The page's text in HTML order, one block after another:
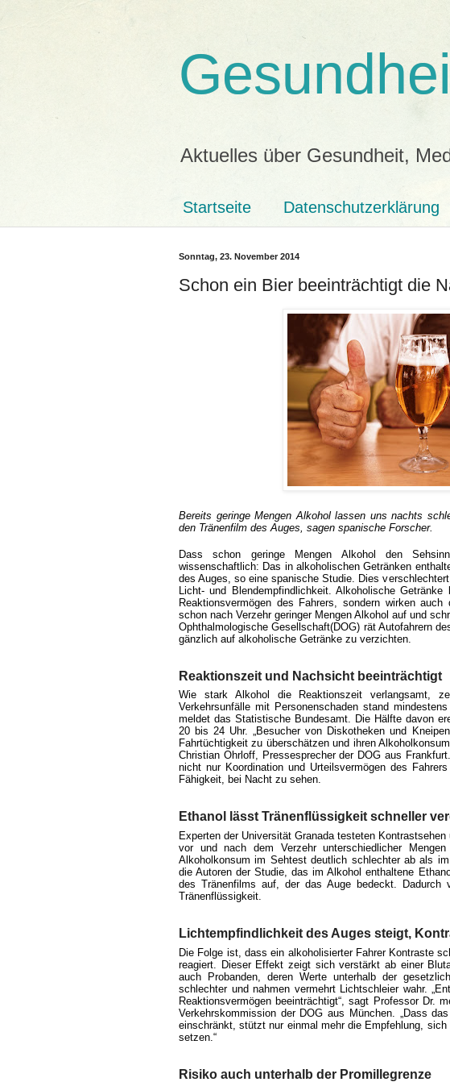
Aktuelles über Gesundheit,
Startseite Datenschutzerklärung
Sonntag, 23. November 2014
Schon ein Bier beeinträchtigt die
Bereits geringe Mengen Alkohol lassen uns nachts
den Tränenfilm des Auges, sagen spanische Forscher.
Dass schon geringe Mengen Alkohol den
wissenschaftlich: Das in alkoholischen Getränken
des Auges, so eine spanische Studie. Dies
Licht- und Blendempfindlichkeit. Alkoholische
Reaktionsvermögen des Fahrers, sondern wirken
schon nach Verzehr geringer Mengen Alkohol auf und
Ophthalmologische Gesellschaft(DOG) rät Autofahrern
gänzlich auf alkoholische Getränke zu verzichten.
Reaktionszeit und Nachsicht beeinträchtigt
Wie stark Alkohol die Reaktionszeit verlangsamt,
Verkehrsunfälle mit Personenschaden stand
meldet das Statistische Bundesamt. Die Hälfte davon
20 bis 24 Uhr. „Besucher von Diskotheken und
Fahrtüchtigkeit zu überschätzen und ihren
Christian Ohrloff, Pressesprecher der DOG aus
nicht nur Koordination und Urteilsvermögen des
Fähigkeit, bei Nacht zu sehen.
Ethanol lässt Tränenflüssigkeit schneller
Experten der Universität Granada testeten
vor und nach dem Verzehr unterschiedlicher
Alkoholkonsum im Sehtest deutlich schlechter ab als
die Autoren der Studie, das im Alkohol enthaltene
des Tränenfilms auf, der das Auge bedeckt. Dadurch
Tränenflüssigkeit.
Lichtempfindlichkeit des Auges steigt,
Die Folge ist, dass ein alkoholisierter Fahrer Kontraste
reagiert. Dieser Effekt zeigt sich verstärkt ab einer
auch Probanden, deren Werte unterhalb der
schlechter und nahmen vermehrt Lichtschleier wahr.
Reaktionsvermögen beeinträchtigt“, sagt Professor Dr.
Verkehrskommission der DOG aus München. „Dass
einschränkt, stützt nur einmal mehr die Empfehlung,
setzen.“
Risiko auch unterhalb der Promillegrenze